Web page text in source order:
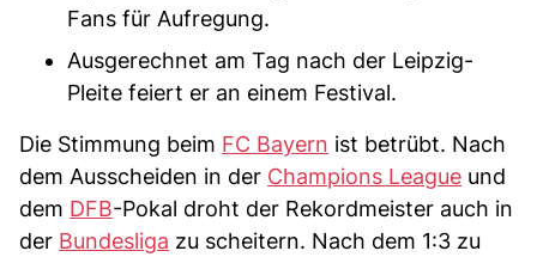
Fans für Aufregung.
Ausgerechnet am Tag nach der Leipzig-
Pleite feiert er an einem Festival.
Die Stimmung beim FC Bayern ist betrübt. Nach
dem Ausscheiden in der Champions League und
dem DFB-Pokal droht der Rekordmeister auch in
der Bundesliga zu scheitern. Nach dem 1:3 zu